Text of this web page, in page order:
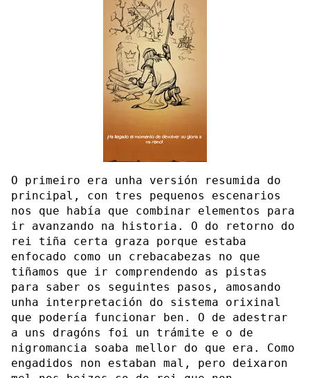
O primeiro era unha versión resumida do
principal, con tres pequenos escenarios
nos que había que combinar elementos para
ir avanzando na historia. O do retorno do
rei tiña certa graza porque estaba
enfocado como un crebacabezas no que
tiñamos que ir comprendendo as pistas
para saber os seguintes pasos, amosando
unha interpretación do sistema orixinal
que podería funcionar ben. O de adestrar
a uns dragóns foi un trámite e o de
nigromancia soaba mellor do que era. Como
engadidos non estaban mal, pero deixaron